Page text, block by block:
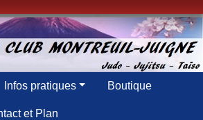
Infos pratiques Boutique
et Plan